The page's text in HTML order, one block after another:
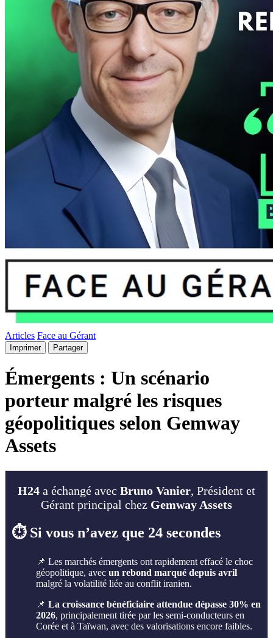
Articles Face au Gérant
Imprimer Partager
Émergents : Un scénario
porteur malgré les risques
géopolitiques selon Gemway
Assets
H24 a échangé avec Bruno Vanier, Président et
Gérant principal chez Gemway Assets
⏱️ Si vous n’avez que 24 secondes
📌 Les marchés émergents ont rapidement effacé le choc
géopolitique, avec un rebond marqué depuis avril
malgré la volatilité liée au conflit iranien.
📌 La croissance bénéficiaire attendue dépasse 30% en
2026, principalement tirée par les semi-conducteurs en
Corée et à Taïwan, avec des valorisations encore faibles.